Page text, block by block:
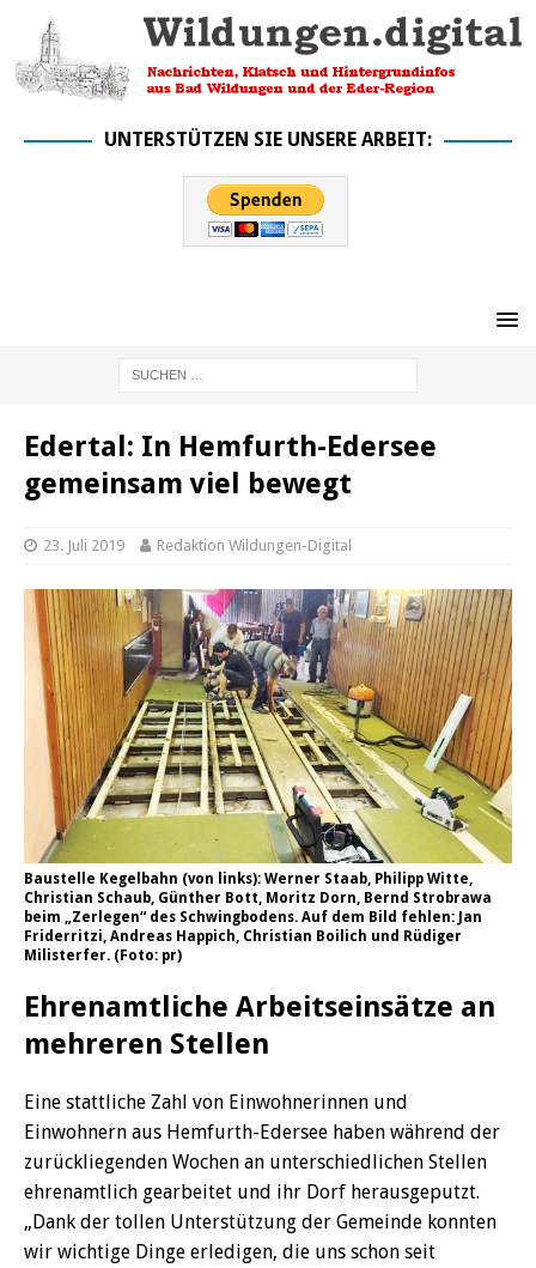
UNTERSTÜTZEN SIE UNSERE ARBEIT:
Edertal: In Hemfurth-Edersee
gemeinsam viel bewegt
23. Juli 2019 Redaktion Wildungen-Digital
Baustelle Kegelbahn (von links): Werner Staab, Philipp Witte,
Christian Schaub, Günther Bott, Moritz Dorn, Bernd Strobrawa
beim „Zerlegen“ des Schwingbodens. Auf dem Bild fehlen: Jan
Friderritzi, Andreas Happich, Christian Boilich und Rüdiger
Milisterfer. (Foto: pr)
Ehrenamtliche Arbeitseinsätze an
mehreren Stellen
Eine stattliche Zahl von Einwohnerinnen und
Einwohnern aus Hemfurth-Edersee haben während der
zurückliegenden Wochen an unterschiedlichen Stellen
ehrenamtlich gearbeitet und ihr Dorf herausgeputzt.
„Dank der tollen Unterstützung der Gemeinde konnten
wir wichtige Dinge erledigen, die uns schon seit